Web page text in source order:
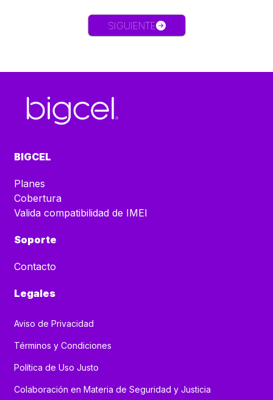
SIGUIENTE
BIGCEL
Planes
Cobertura
Valida compatibilidad de IMEI
Soporte
Contacto
Legales
Aviso de Privacidad
Términos y Condiciones
Política de Uso Justo
Colaboración en Materia de Seguridad y Justicia